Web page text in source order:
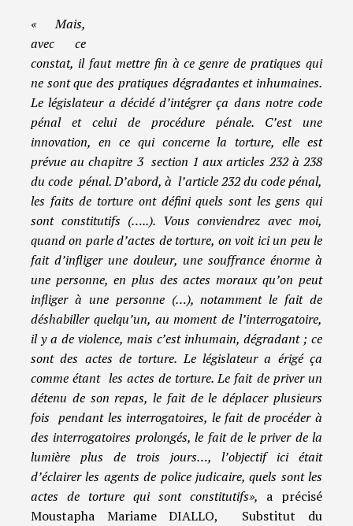
« Mais,
avec ce
constat, il faut mettre fin à ce genre de pratiques qui
ne sont que des pratiques dégradantes et inhumaines.
Le législateur a décidé d’intégrer ça dans notre code
pénal et celui de procédure pénale. C’est une
innovation, en ce qui concerne la torture, elle est
prévue au chapitre 3 section 1 aux articles 232 à 238
du code pénal. D’abord, à l’article 232 du code pénal,
les faits de torture ont défini quels sont les gens qui
sont constitutifs (…..). Vous conviendrez avec moi,
quand on parle d’actes de torture, on voit ici un peu le
fait d’infliger une douleur, une souffrance énorme à
une personne, en plus des actes moraux qu’on peut
infliger à une personne (…), notamment le fait de
déshabiller quelqu’un, au moment de l’interrogatoire,
il y a de violence, mais c’est inhumain, dégradant ; ce
sont des actes de torture. Le législateur a érigé ça
comme étant les actes de torture. Le fait de priver un
détenu de son repas, le fait de le déplacer plusieurs
fois pendant les interrogatoires, le fait de procéder à
des interrogatoires prolongés, le fait de le priver de la
lumière plus de trois jours…, l’objectif ici était
d’éclairer les agents de police judicaire, quels sont les
actes de torture qui sont constitutifs», a précisé
Moustapha Mariame DIALLO, Substitut du